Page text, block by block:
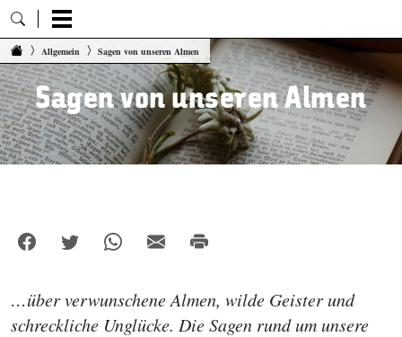
Zum Inhalt springen
Allgemein Sagen von unseren Almen
Sagen von unseren Almen
…über verwunschene Almen, wilde Geister und
schreckliche Unglücke. Die Sagen rund um unsere